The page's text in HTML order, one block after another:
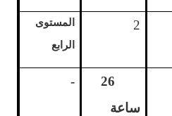
2
المستوى
الرابع
26
ساعة
-